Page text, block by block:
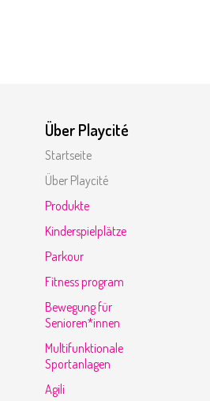
Über Playcité
Startseite
Über Playcité
Produkte
Kinderspielplätze
Parkour
Fitness program
Bewegung für
Senioren*innen
Multifunktionale
Sportanlagen
Agili